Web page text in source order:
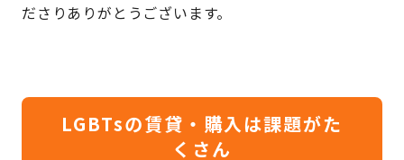
ださりありがとうございます。
LGBTsの賃貸・購入は課題がた
くさん